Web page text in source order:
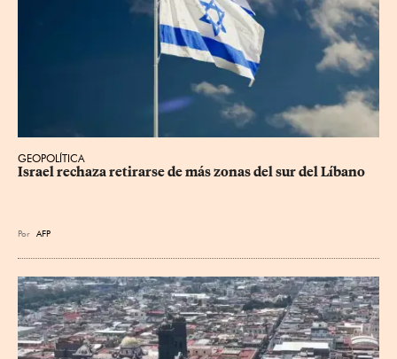
GEOPOLÍTICA
Israel rechaza retirarse de más zonas del sur del Líbano
Por AFP